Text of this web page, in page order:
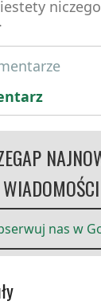
WIADOMOŚCI
nas w